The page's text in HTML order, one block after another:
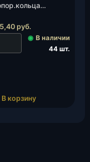
00-2201025-15),
руб.
◉ В наличии
44 шт.
В корзину